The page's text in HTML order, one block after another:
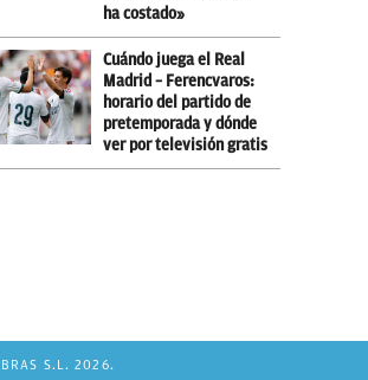
ha costado»
Cuándo juega el Real
Madrid – Ferencvaros:
horario del partido de
pretemporada y dónde
ver por televisión gratis
S.L. 2026.